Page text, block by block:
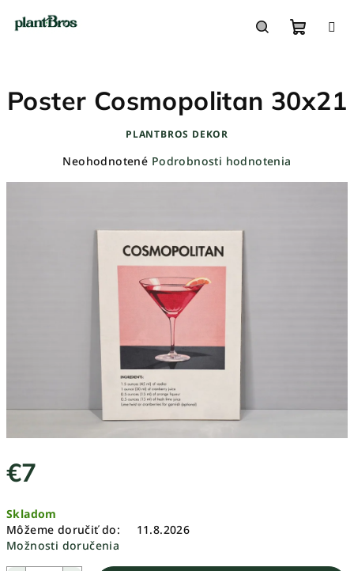
košík
€7
cena:
Skladom
Môžeme doručiť do:
11.8.2026
Možnosti doručenia
Poster Cosmopolitan 30x21
PLANTBROS DEKOR
Priemerné
hviezdičiek.
Neohodnotené Podrobnosti hodnotenia